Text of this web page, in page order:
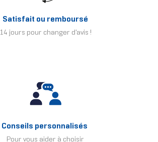
Satisfait ou remboursé
14 jours pour changer d'avis !
Conseils personnalisés
Pour vous aider à choisir